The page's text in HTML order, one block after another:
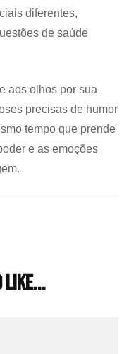
diferentes,
de saúde
aos olhos por sua
precisas de humor
tempo que prende
e as emoções
like...